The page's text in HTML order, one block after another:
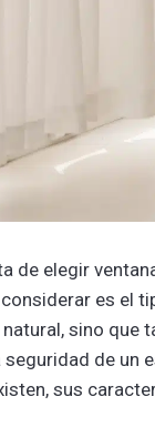
de elegir
es el
sino que
seguridad de un
sus